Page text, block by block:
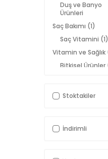
Duş ve Banyo
Ürünleri
Saç Bakımı (1)
Saç Vitamini (1)
Vitamin ve Sağlık
Bitkisel Ürünler
Mineral(1)
Probiyotik ve
Stoktakiler
İndirimli